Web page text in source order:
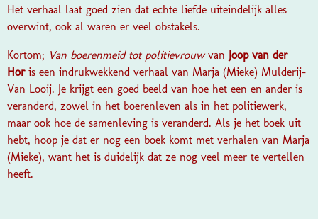
Het verhaal laat goed zien dat echte liefde uiteindelijk alles
overwint, ook al waren er veel obstakels.
Kortom; Van boerenmeid tot politievrouwvan Joop van der
Hor is een indrukwekkend verhaal van Marja (Mieke) Mulderij-
Van Looij. Je krijgt een goed beeld van hoe het een en ander is
veranderd, zowel in het boerenleven als in het politiewerk,
maar ook hoe de samenleving is veranderd. Als je het boek uit
hebt, hoop je dat er nog een boek komt met verhalen van Marja
(Mieke), want het is duidelijk dat ze nog veel meer te vertellen
heeft.